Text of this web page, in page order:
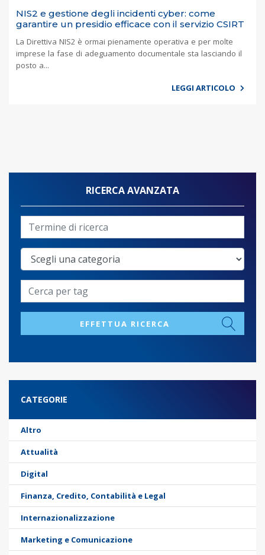
NIS2 e gestione degli incidenti cyber: come
garantire un presidio efficace con il servizio CSIRT
La Direttiva NIS2 è ormai pienamente operativa e per molte
imprese la fase di adeguamento documentale sta lasciando il
posto a...
LEGGI ARTICOLO
RICERCA AVANZATA
EFFETTUA RICERCA
CATEGORIE
Altro
Attualità
Digital
Finanza, Credito, Contabilità e Legal
Internazionalizzazione
Marketing e Comunicazione